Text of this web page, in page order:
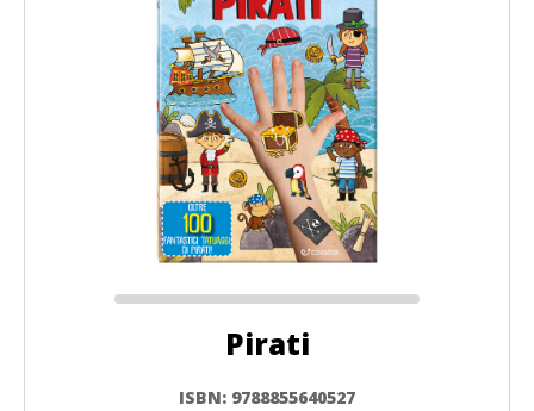
Pirati
ISBN: 9788855640527